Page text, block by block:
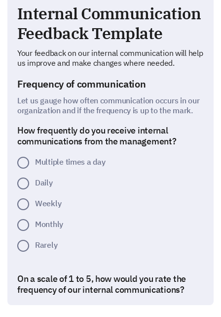
Internal Communication
Feedback Template
Your feedback on our internal communication will help
us improve and make changes where needed.
Frequency of communication
Let us gauge how often communication occurs in our
organization and if the frequency is up to the mark.
How frequently do you receive internal
communications from the management?
Multiple times a day
Daily
Weekly
Monthly
Rarely
On a scale of 1 to 5, how would you rate the
frequency of our internal communications?